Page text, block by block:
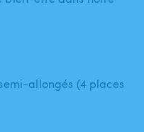
allongés (4 places